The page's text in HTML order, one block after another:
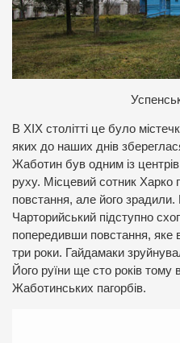
В ХІХ столітті це було
яких до наших днів
Жаботин був одним із
руху. Місцевий сотник Харко
повстання, але його
Чарторийський підступно
попередивши повстання, яке
три роки. Гайдамаки
Його руїни ще сто років тому
Жаботинських пагорбів.